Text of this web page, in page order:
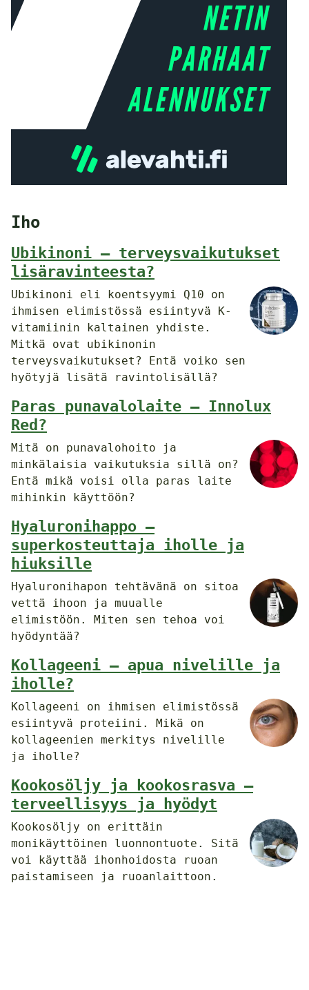
Iho
Ubikinoni – terveysvaikutukset
lisäravinteesta?
Ubikinoni eli koentsyymi Q10 on
ihmisen elimistössä esiintyvä K-
vitamiinin kaltainen yhdiste.
Mitkä ovat ubikinonin
terveysvaikutukset? Entä voiko sen
hyötyjä lisätä ravintolisällä?
Paras punavalolaite – Innolux
Red?
Mitä on punavalohoito ja
minkälaisia vaikutuksia sillä on?
Entä mikä voisi olla paras laite
mihinkin käyttöön?
Hyaluronihappo –
superkosteuttaja iholle ja
hiuksille
Hyaluronihapon tehtävänä on sitoa
vettä ihoon ja muualle
elimistöön. Miten sen tehoa voi
hyödyntää?
Kollageeni – apua nivelille ja
iholle?
Kollageeni on ihmisen elimistössä
esiintyvä proteiini. Mikä on
kollageenien merkitys nivelille
ja iholle?
Kookosöljy ja kookosrasva –
terveellisyys ja hyödyt
Kookosöljy on erittäin
monikäyttöinen luonnontuote. Sitä
voi käyttää ihonhoidosta ruoan
paistamiseen ja ruoanlaittoon.